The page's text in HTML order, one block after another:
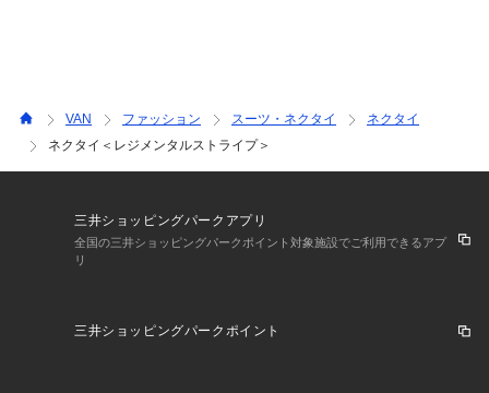
VAN ファッション スーツ・ネクタイ
ネクタイ
ネクタイ＜レジメンタルストライプ＞
三井ショッピングパークアプリ
全国の三井ショッピングパークポイント対象施設でご利用できるアプ
リ
三井ショッピングパークポイント